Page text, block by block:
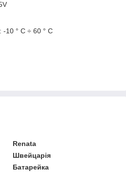
-10 ° C ÷ 60 ° C
Renata
Швейцарія
Батарейка